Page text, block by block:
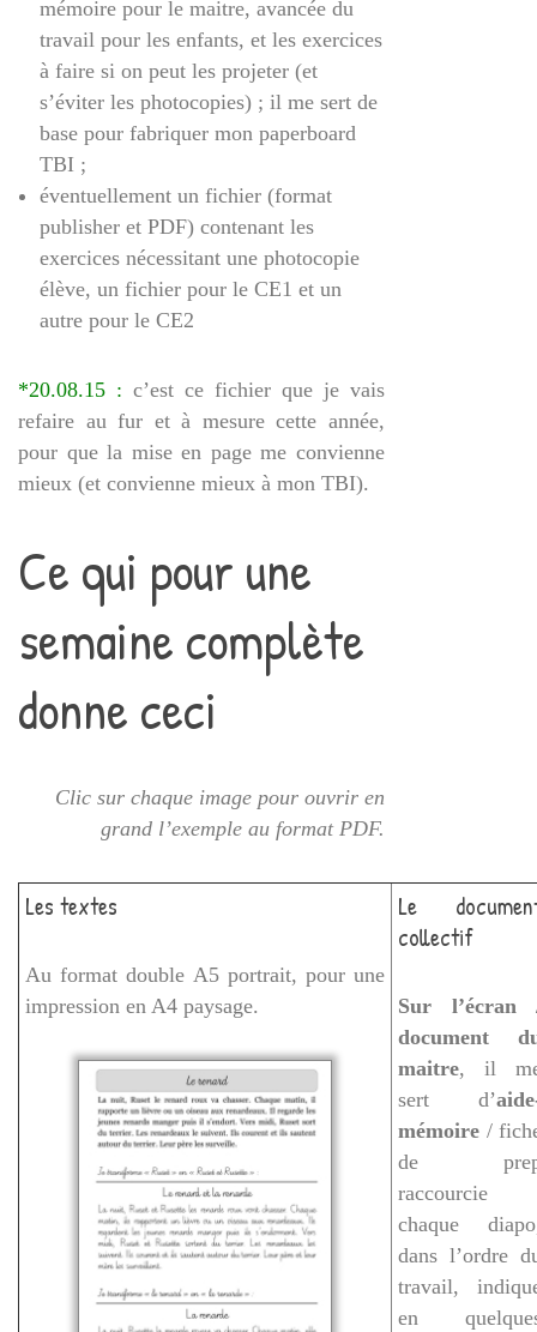
mémoire pour le maitre, avancée du
travail pour les enfants, et les exercices
à faire si on peut les projeter (et
s’éviter les photocopies) ; il me sert de
base pour fabriquer mon paperboard
TBI ;
éventuellement un fichier (format
publisher et PDF) contenant les
exercices nécessitant une photocopie
élève, un fichier pour le CE1 et un
autre pour le CE2
*20.08.15 : c’est ce fichier que je vais
refaire au fur et à mesure cette année,
pour que la mise en page me convienne
mieux (et convienne mieux à mon TBI).
Ce qui pour une
semaine complète
donne ceci
Clic sur chaque image pour ouvrir en
grand l’exemple au format PDF.
Les textes
Au format double A5 portrait, pour une
impression en A4 paysage.
Le
collectif
Sur l’écran
document
maitre, il
sert d’
mémoire /
de
raccourcie
chaque
dans l’ordre
travail,
en